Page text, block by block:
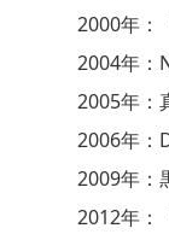
2000年：
2004年：
2005年：
2006年：
2009年：
2012年：